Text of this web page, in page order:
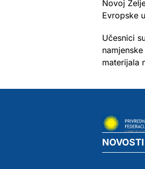
Novoj
Evropske
Učesnici
materijala
NOVOSTI